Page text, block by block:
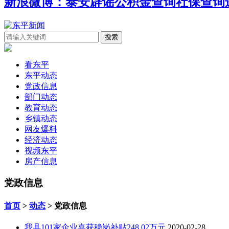
看东平
东平动态
党政信息
部门动态
教育动态
乡镇动态
网友爆料
经济动态
视频东平
房产信息
党政信息
首页 > 动态 > 党政信息
我县101家企业喜获稳岗补贴248.02万元 2020-02-28